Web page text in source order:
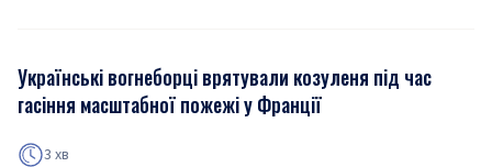
Українські вогнеборці врятували козуленя під час
гасіння масштабної пожежі у Франції
3 хв